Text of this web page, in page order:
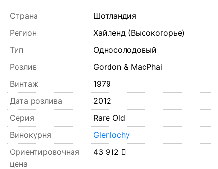
Страна
Шотландия
Регион
Хайленд (Высокогорье)
Тип
Односолодовый
Розлив
Gordon & MacPhail
Винтаж
1979
Дата розлива
2012
Серия
Rare Old
Винокурня
Glenlochy
Ориентировочная
цена
43 912